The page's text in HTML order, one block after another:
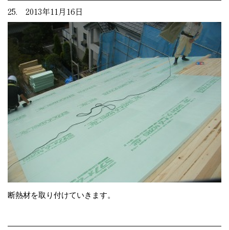
25. 2013年11月16日
断熱材を取り付けていきます。